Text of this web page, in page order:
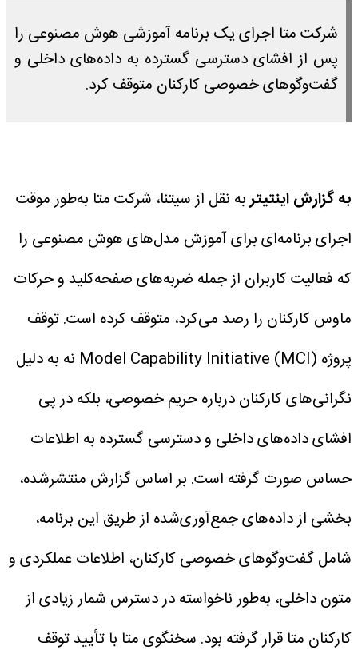
شرکت متا اجرای یک برنامه آموزشی هوش مصنوعی را
پس از افشای دسترسی گسترده به داده‌های داخلی و
گفت‌وگوهای خصوصی کارکنان متوقف کرد.
به گزارش اینتیتربه نقل از سیتنا، شرکت متا به‌طور موقت
اجرای برنامه‌ای برای آموزش مدل‌های هوش مصنوعی را
که فعالیت کاربران از جمله ضربه‌های صفحه‌کلید و حرکات
ماوس کارکنان را رصد می‌کرد، متوقف کرده است.توقف
پروژه Model Capability Initiative (MCI) نه به دلیل
نگرانی‌های کارکنان درباره حریم خصوصی، بلکه در پی
افشای داده‌های داخلی و دسترسی گسترده به اطلاعات
حساس صورت گرفته است. بر اساس گزارش منتشرشده،
بخشی از داده‌های جمع‌آوری‌شده از طریق این برنامه،
شامل گفت‌وگوهای خصوصی کارکنان، اطلاعات عملکردی و
متون داخلی، به‌طور ناخواسته در دسترس شمار زیادی از
کارکنان متا قرار گرفته بود. سخنگوی متا با تأیید توقف